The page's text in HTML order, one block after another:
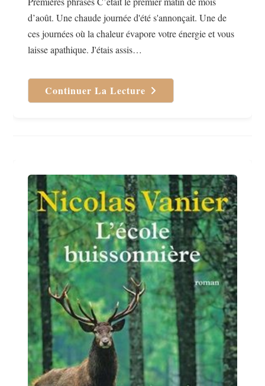
d’août. Une chaude journée d'été s'annonçait. Une de
ces journées où la chaleur évapore votre énergie et vous
laisse apathique. J'étais assis…
Continuer La Lecture Denali
De
Patrice